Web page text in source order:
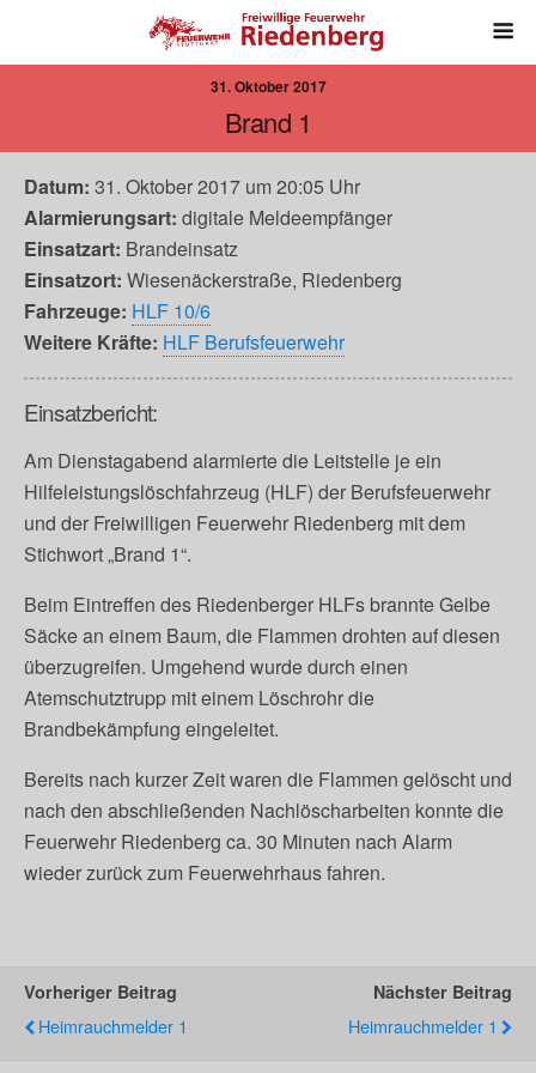
31. Oktober 2017
Brand 1
Datum: 31. Oktober 2017 um 20:05 Uhr
Alarmierungsart: digitale Meldeempfänger
Einsatzart: Brandeinsatz
Einsatzort: Wiesenäckerstraße, Riedenberg
Fahrzeuge: HLF 10/6
Weitere Kräfte: HLF Berufsfeuerwehr
Einsatzbericht:
Am Dienstagabend alarmierte die Leitstelle je ein
Hilfeleistungslöschfahrzeug (HLF) der Berufsfeuerwehr
und der Freiwilligen Feuerwehr Riedenberg mit dem
Stichwort „Brand 1“.
Beim Eintreffen des Riedenberger HLFs brannte Gelbe
Säcke an einem Baum, die Flammen drohten auf diesen
überzugreifen. Umgehend wurde durch einen
Atemschutztrupp mit einem Löschrohr die
Brandbekämpfung eingeleitet.
Bereits nach kurzer Zeit waren die Flammen gelöscht und
nach den abschließenden Nachlöscharbeiten konnte die
Feuerwehr Riedenberg ca. 30 Minuten nach Alarm
wieder zurück zum Feuerwehrhaus fahren.
Vorheriger Beitrag
Heimrauchmelder 1
Nächster Beitrag
Heimrauchmelder 1